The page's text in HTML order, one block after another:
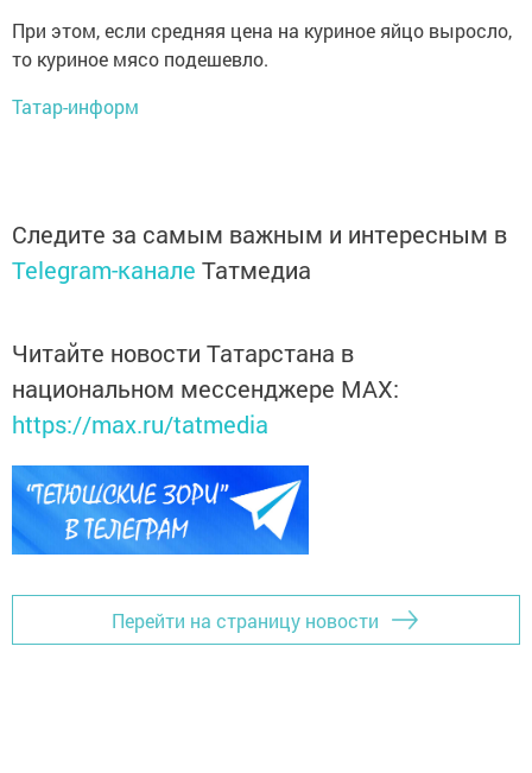
При этом, если средняя цена на куриное яйцо выросло,
то куриное мясо подешевло.
Татар-информ
Следите за самым важным и интересным в
Telegram-канале Татмедиа
Читайте новости Татарстана в
национальном мессенджере MАХ:
https://max.ru/tatmedia
Перейти на страницу новости